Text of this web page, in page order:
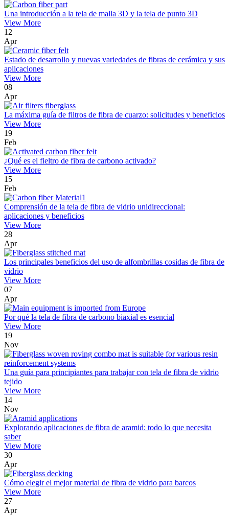
Una introducción a la tela de malla 3D y la tela de punto 3D
View More
12
Apr
Estado de desarrollo y nuevas variedades de fibras de cerámica y sus
aplicaciones
View More
08
Apr
La máxima guía de filtros de fibra de cuarzo: solicitudes y beneficios
View More
19
Feb
¿Qué es el fieltro de fibra de carbono activado?
View More
15
Feb
Comprensión de la tela de fibra de vidrio unidireccional:
aplicaciones y beneficios
View More
28
Apr
Los principales beneficios del uso de alfombrillas cosidas de fibra de
vidrio
View More
07
Apr
Por qué la tela de fibra de carbono biaxial es esencial
View More
19
Nov
Una guía para principiantes para trabajar con tela de fibra de vidrio
tejido
View More
14
Nov
Explorando aplicaciones de fibra de aramid: todo lo que necesita
saber
View More
30
Apr
Cómo elegir el mejor material de fibra de vidrio para barcos
View More
27
Apr